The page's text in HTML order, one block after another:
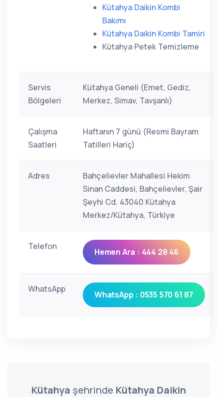
Kütahya Daikin Kombi
Bakımı
Kütahya Daikin Kombi Tamiri
Kütahya Petek Temizleme
Servis
Bölgeleri
Kütahya Geneli (Emet, Gediz,
Merkez, Simav, Tavşanlı)
Çalışma
Saatleri
Haftanın 7 günü (Resmi Bayram
Tatilleri Hariç)
Adres
Bahçelievler Mahallesi Hekim
Sinan Caddesi, Bahçelievler, Şair
Şeyhi Cd. 43040 Kütahya
Merkez/Kütahya, Türkiye
Telefon
Hemen Ara : 444 28 46
WhatsApp
WhatsApp : 0535 570 61 87
Kütahya şehrinde Kütahya Daikin